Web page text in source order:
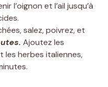
l’oignon et l’ail jusqu’à
salez, poivrez, et
Ajoutez les
herbes italiennes,